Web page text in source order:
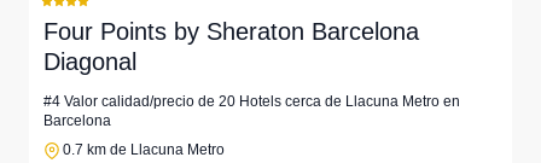
Four Points by Sheraton Barcelona
Diagonal
#4 Valor calidad/precio de 20 Hotels cerca de Llacuna Metro en
Barcelona
0.7 km de Llacuna Metro